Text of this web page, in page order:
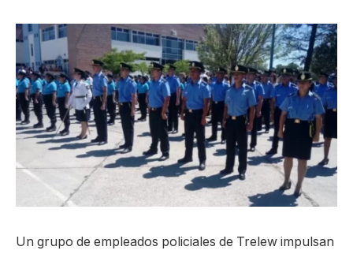
Un grupo de empleados policiales de Trelew impulsan